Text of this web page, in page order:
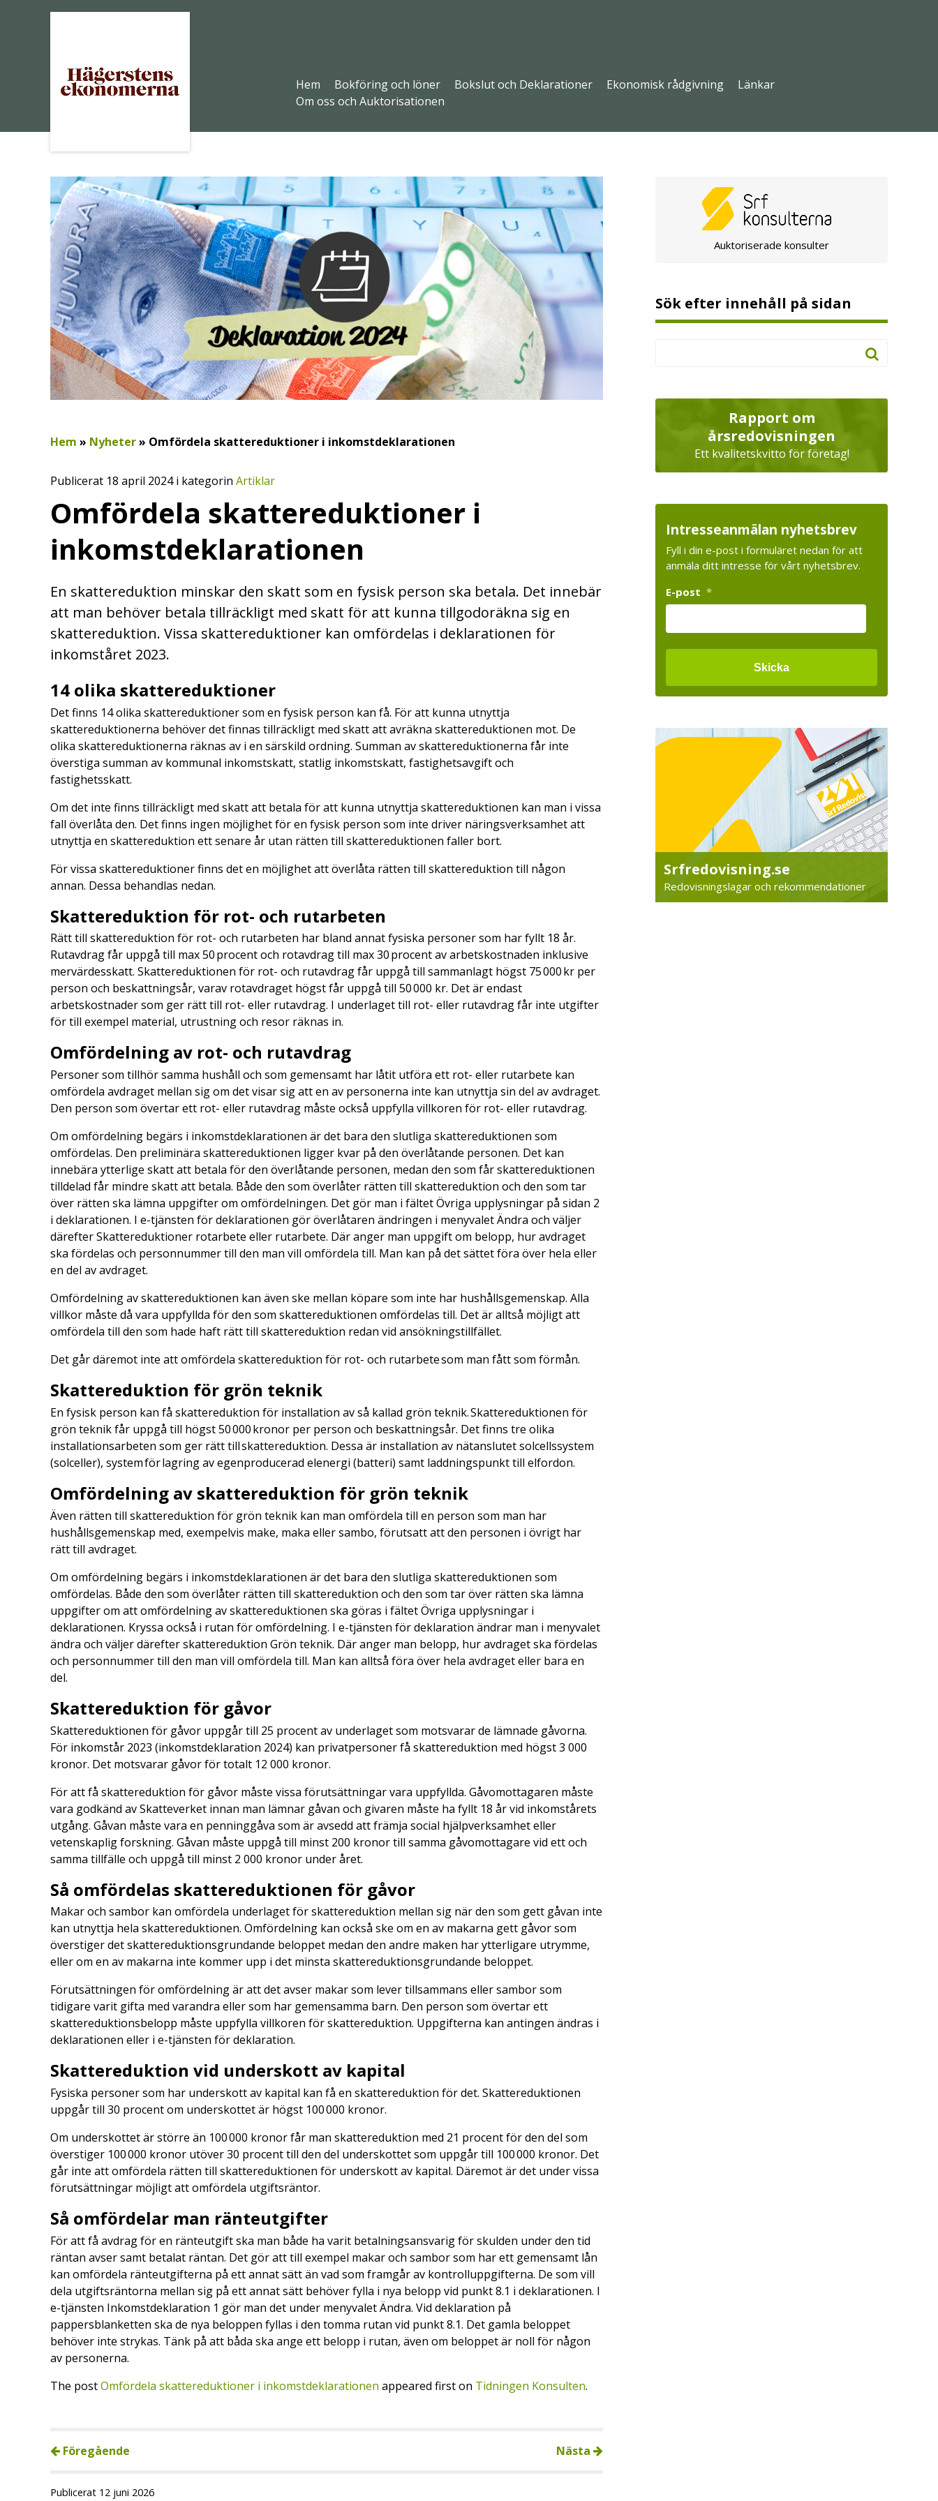
Hem Bokföring och löner Bokslut och Deklarationer Ekonomisk rådgivning
Länkar
Om oss och Auktorisationen
Hem » Nyheter» Omfördela skattereduktioner i inkomstdeklarationen
Publicerat 18 april 2024 i kategorin Artiklar
Omfördela skattereduktioner i
inkomstdeklarationen
En skattereduktion minskar den skatt som en fysisk person ska betala. Det innebär
att man behöver betala tillräckligt med skatt för att kunna tillgodoräkna sig en
skattereduktion. Vissa skattereduktioner kan omfördelas i deklarationen för
inkomståret 2023.
14 olika skattereduktioner
Det finns 14 olika skattereduktioner som en fysisk person kan få. För att kunna utnyttja
skattereduktionerna behöver det finnas tillräckligt med skatt att avräkna skattereduktionen mot. De
olika skattereduktionerna räknas av i en särskild ordning. Summan av skattereduktionerna får inte
överstiga summan av kommunal inkomstskatt, statlig inkomstskatt, fastighetsavgift och
fastighetsskatt.
Om det inte finns tillräckligt med skatt att betala för att kunna utnyttja skattereduktionen kan man i vissa
fall överlåta den. Det finns ingen möjlighet för en fysisk person som inte driver näringsverksamhet att
utnyttja en skattereduktion ett senare år utan rätten till skattereduktionen faller bort.
För vissa skattereduktioner finns det en möjlighet att överlåta rätten till skattereduktion till någon
annan. Dessa behandlas nedan.
Skattereduktion för rot- och rutarbeten
Rätt till skattereduktion för rot- och rutarbeten har bland annat fysiska personer som har fyllt 18 år.
Rutavdrag får uppgå till max 50 procent och rotavdrag till max 30 procent av arbetskostnaden inklusive
mervärdesskatt. Skattereduktionen för rot- och rutavdrag får uppgå till sammanlagt högst 75 000 kr per
person och beskattningsår, varav rotavdraget högst får uppgå till 50 000 kr. Det är endast
arbetskostnader som ger rätt till rot- eller rutavdrag. I underlaget till rot- eller rutavdrag får inte utgifter
för till exempel material, utrustning och resor räknas in.
Omfördelning av rot- och rutavdrag
Personer som tillhör samma hushåll och som gemensamt har låtit utföra ett rot- eller rutarbete kan
omfördela avdraget mellan sig om det visar sig att en av personerna inte kan utnyttja sin del av avdraget.
Den person som övertar ett rot- eller rutavdrag måste också uppfylla villkoren för rot- eller rutavdrag.
Om omfördelning begärs i inkomstdeklarationen är det bara den slutliga skattereduktionen som
omfördelas. Den preliminära skattereduktionen ligger kvar på den överlåtande personen. Det kan
innebära ytterlige skatt att betala för den överlåtande personen, medan den som får skattereduktionen
tilldelad får mindre skatt att betala. Både den som överlåter rätten till skattereduktion och den som tar
över rätten ska lämna uppgifter om omfördelningen. Det gör man i fältet Övriga upplysningar på sidan 2
i deklarationen. I e-tjänsten för deklarationen gör överlåtaren ändringen i menyvalet Ändra och väljer
därefter Skattereduktioner rotarbete eller rutarbete. Där anger man uppgift om belopp, hur avdraget
ska fördelas och personnummer till den man vill omfördela till. Man kan på det sättet föra över hela eller
en del av avdraget.
Omfördelning av skattereduktionen kan även ske mellan köpare som inte har hushållsgemenskap. Alla
villkor måste då vara uppfyllda för den som skattereduktionen omfördelas till. Det är alltså möjligt att
omfördela till den som hade haft rätt till skattereduktion redan vid ansökningstillfället.
Det går däremot inte att omfördela skattereduktion för rot- och rutarbete som man fått som förmån.
Skattereduktion för grön teknik
En fysisk person kan få skattereduktion för installation av så kallad grön teknik. Skattereduktionen för
grön teknik får uppgå till högst 50 000 kronor per person och beskattningsår. Det finns tre olika
installationsarbeten som ger rätt till skattereduktion. Dessa är installation av nätanslutet solcellssystem
(solceller), system för lagring av egenproducerad elenergi (batteri) samt laddningspunkt till elfordon.
Omfördelning av skattereduktion för grön teknik
Även rätten till skattereduktion för grön teknik kan man omfördela till en person som man har
hushållsgemenskap med, exempelvis make, maka eller sambo, förutsatt att den personen i övrigt har
rätt till avdraget.
Om omfördelning begärs i inkomstdeklarationen är det bara den slutliga skattereduktionen som
omfördelas. Både den som överlåter rätten till skattereduktion och den som tar över rätten ska lämna
uppgifter om att omfördelning av skattereduktionen ska göras i fältet Övriga upplysningar i
deklarationen. Kryssa också i rutan för omfördelning. I e-tjänsten för deklaration ändrar man i menyvalet
ändra och väljer därefter skattereduktion Grön teknik. Där anger man belopp, hur avdraget ska fördelas
och personnummer till den man vill omfördela till. Man kan alltså föra över hela avdraget eller bara en
del.
Skattereduktion för gåvor
Skattereduktionen för gåvor uppgår till 25 procent av underlaget som motsvarar de lämnade gåvorna.
För inkomstår 2023 (inkomstdeklaration 2024) kan privatpersoner få skattereduktion med högst 3 000
kronor. Det motsvarar gåvor för totalt 12 000 kronor.
För att få skattereduktion för gåvor måste vissa förutsättningar vara uppfyllda. Gåvomottagaren måste
vara godkänd av Skatteverket innan man lämnar gåvan och givaren måste ha fyllt 18 år vid inkomstårets
utgång. Gåvan måste vara en penninggåva som är avsedd att främja social hjälpverksamhet eller
vetenskaplig forskning. Gåvan måste uppgå till minst 200 kronor till samma gåvomottagare vid ett och
samma tillfälle och uppgå till minst 2 000 kronor under året.
Så omfördelas skattereduktionen för gåvor
Makar och sambor kan omfördela underlaget för skattereduktion mellan sig när den som gett gåvan inte
kan utnyttja hela skattereduktionen. Omfördelning kan också ske om en av makarna gett gåvor som
överstiger det skattereduktionsgrundande beloppet medan den andre maken har ytterligare utrymme,
eller om en av makarna inte kommer upp i det minsta skattereduktionsgrundande beloppet.
Förutsättningen för omfördelning är att det avser makar som lever tillsammans eller sambor som
tidigare varit gifta med varandra eller som har gemensamma barn. Den person som övertar ett
skattereduktionsbelopp måste uppfylla villkoren för skattereduktion. Uppgifterna kan antingen ändras i
deklarationen eller i e-tjänsten för deklaration.
Skattereduktion vid underskott av kapital
Fysiska personer som har underskott av kapital kan få en skattereduktion för det. Skattereduktionen
uppgår till 30 procent om underskottet är högst 100 000 kronor.
Om underskottet är större än 100 000 kronor får man skattereduktion med 21 procent för den del som
överstiger 100 000 kronor utöver 30 procent till den del underskottet som uppgår till 100 000 kronor. Det
går inte att omfördela rätten till skattereduktionen för underskott av kapital. Däremot är det under vissa
förutsättningar möjligt att omfördela utgiftsräntor.
Så omfördelar man ränteutgifter
För att få avdrag för en ränteutgift ska man både ha varit betalningsansvarig för skulden under den tid
räntan avser samt betalat räntan. Det gör att till exempel makar och sambor som har ett gemensamt lån
kan omfördela ränteutgifterna på ett annat sätt än vad som framgår av kontrolluppgifterna. De som vill
dela utgiftsräntorna mellan sig på ett annat sätt behöver fylla i nya belopp vid punkt 8.1 i deklarationen. I
e-tjänsten Inkomstdeklaration 1 gör man det under menyvalet Ändra. Vid deklaration på
pappersblanketten ska de nya beloppen fyllas i den tomma rutan vid punkt 8.1. Det gamla beloppet
behöver inte strykas. Tänk på att båda ska ange ett belopp i rutan, även om beloppet är noll för någon
av personerna.
The postOmfördela skattereduktioner i inkomstdeklarationen appeared first on Tidningen Konsulten.
Föregående Nästa
Publicerat 12 juni 2026
Auktoriserade konsulter
Sök efter innehåll på sidan
Rapport om
årsredovisningen
Ett kvalitetskvitto för företag!
Intresseanmälan nyhetsbrev
Fyll i din e-post i formuläret nedan för att
anmäla ditt intresse för vårt nyhetsbrev.
E-post *
Srfredovisning.se
Redovisningslagar och rekommendationer